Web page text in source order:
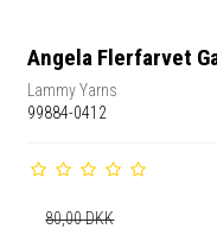
Angela Flerfarvet
Lammy Yarns
99884-0412
80,00 DKK